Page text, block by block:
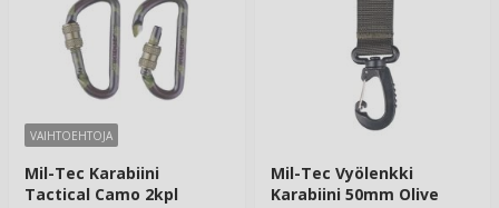
VAIHTOEHTOJA
Mil-Tec Karabiini
Tactical Camo 2kpl
Mil-Tec Vyölenkki
Karabiini 50mm Olive